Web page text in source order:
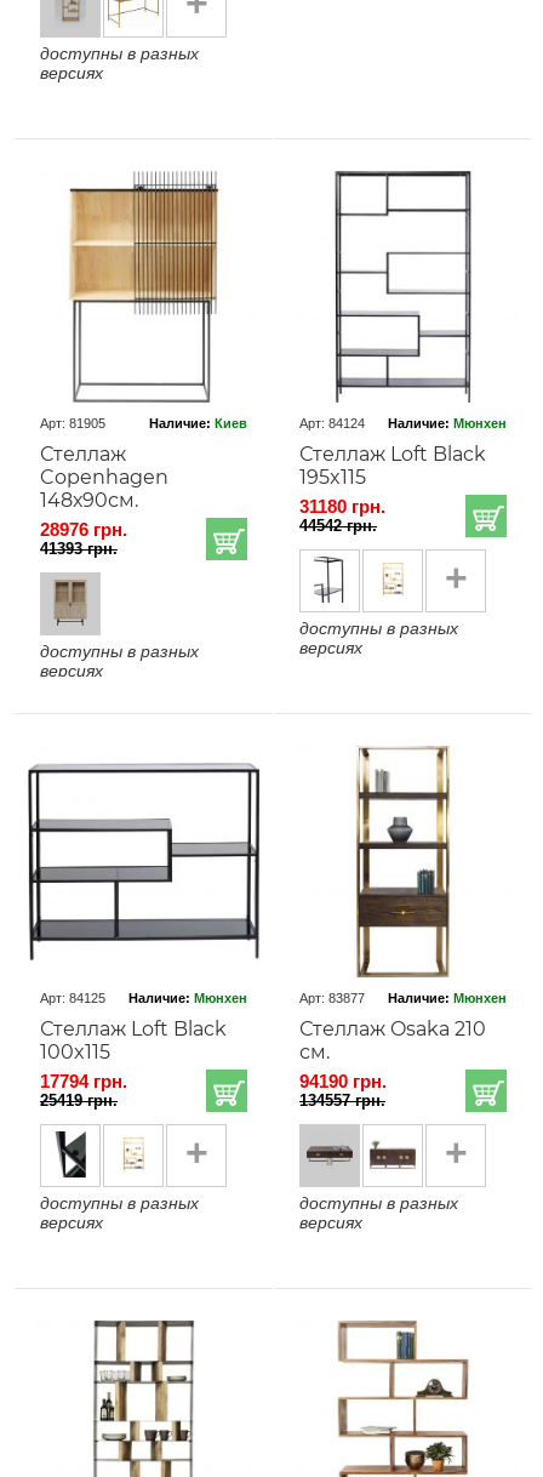
доступны в разных
версиях
Арт: 81905 Наличие: Киев
Стеллаж
Copenhagen
148х90см.
28976 грн.
41393 грн.
доступны в разных
версиях
Арт: 84124 Наличие: Мюнхен
Стеллаж Loft Black
195x115
31180 грн.
44542 грн.
+
доступны в разных
версиях
Арт: 84125 Наличие: Мюнхен
Стеллаж Loft Black
100x115
17794 грн.
25419 грн.
+
доступны в разных
версиях
Арт: 83877 Наличие: Мюнхен
Стеллаж Osaka 210
см.
94190 грн.
134557 грн.
+
доступны в разных
версиях